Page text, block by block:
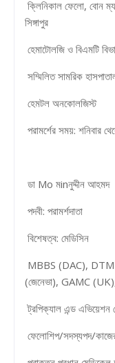
ক্লিনিকাল ফেলো, বোন
সিঙ্গাপুর
হেমাটোলজি ও বিএমটি
সম্মিলিত সামরিক
হেমটল অনকোলজিস্ট
পরামর্শের সময়:
ডা Mo মinনুদ্দীন আহমদ
পদবী: পরামর্শদাতা
বিশেষত্ব: মেডিসিন
MBBS (DAC),
(জেনেভা), GAMC
ট্রপিক্যাল এন্ড এভিয়েশন
ফেলোশিপ/সদস্যপদ/